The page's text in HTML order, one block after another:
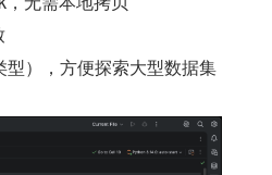
型），方便探索大型数据集